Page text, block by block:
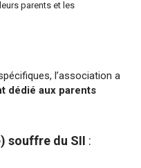
parents et les
l’association a
dédié aux parents
souffre du SII :